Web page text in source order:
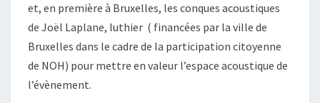
et, en première à Bruxelles, les conques acoustiques
de Joël Laplane, luthier ( financées par la ville de
Bruxelles dans le cadre de la participation citoyenne
de NOH) pour mettre en valeur l’espace acoustique de
l’évènement.